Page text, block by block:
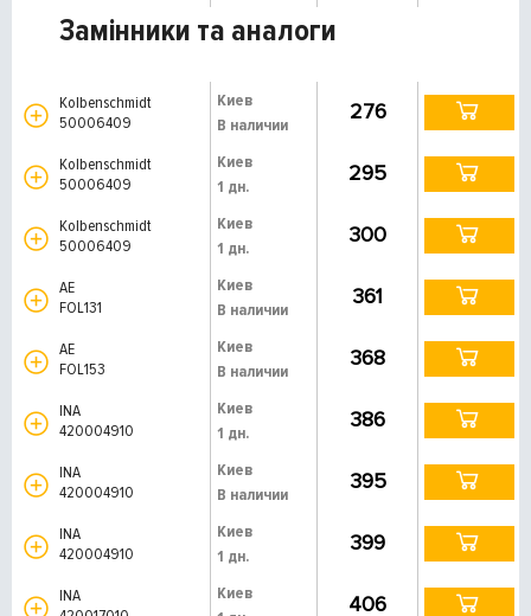
Замінники та аналоги
Kolbenschmidt
50006409
Киев
В наличии
276
Kolbenschmidt
50006409
Киев
1 дн.
295
Kolbenschmidt
50006409
Киев
1 дн.
300
AE
FOL131
Киев
В наличии
361
AE
FOL153
Киев
В наличии
368
INA
420004910
Киев
1 дн.
386
INA
420004910
Киев
В наличии
395
INA
420004910
Киев
1 дн.
399
INA
Киев
406